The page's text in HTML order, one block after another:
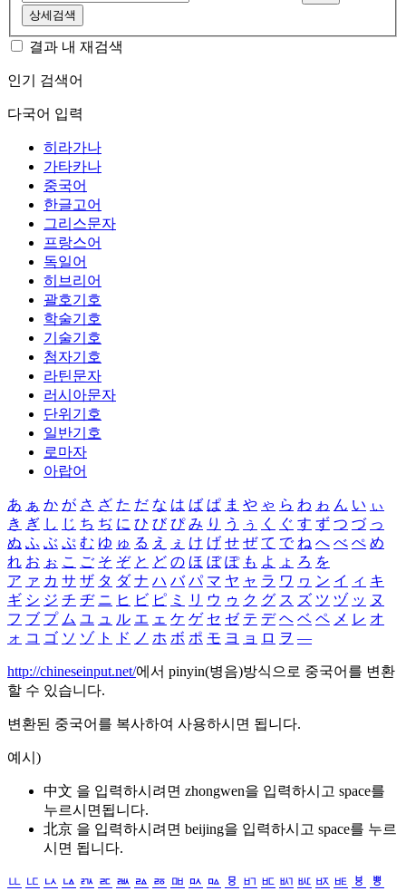
상세검색
결과 내 재검색
인기 검색어
다국어 입력
히라가나
가타카나
중국어
한글고어
그리스문자
프랑스어
독일어
히브리어
괄호기호
학술기호
기술기호
첨자기호
라틴문자
러시아문자
단위기호
일반기호
로마자
아랍어
あ ぁ か が さ ざ た だ な は ば ぱ ま や ゃ ら わ ゎ ん い ぃ
き ぎ し じ ち ぢ に ひ び ぴ み り う ぅ く ぐ す ず つ づ っ
ぬ ふ ぶ ぷ む ゆ ゅ る え ぇ け げ せ ぜ て で ね へ べ ぺ め
れ お ぉ こ ご そ ぞ と ど の ほ ぼ ぽ も よ ょ ろ を
ア ァ カ サ ザ タ ダ ナ ハ バ パ マ ヤ ャ ラ ワ ヮ ン イ ィ キ
ギ シ ジ チ ヂ ニ ヒ ビ ピ ミ リ ウ ゥ ク グ ス ズ ツ ヅ ッ ヌ
フ ブ プ ム ユ ュ ル エ ェ ケ ゲ セ ゼ テ デ ヘ ベ ペ メ レ オ
ォ コ ゴ ソ ゾ ト ド ノ ホ ボ ポ モ ヨ ョ ロ ヲ ―
http://chineseinput.net/에서 pinyin(병음)방식으로 중국어를 변환
할 수 있습니다.
변환된 중국어를 복사하여 사용하시면 됩니다.
예시)
中文 을 입력하시려면 zhongwen을 입력하시고 space를
누르시면됩니다.
北京 을 입력하시려면 beijing을 입력하시고 space를 누르
시면 됩니다.
ㅥ ㅦ ㅧ ㅨ ㅩ ㅪ ㅫ ㅬ ㅭ ㅮ ㅯ ㅰ ㅱ ㅲ ㅳ ㅴ ㅵ ㅶ ㅷ ㅸ
ㅹ